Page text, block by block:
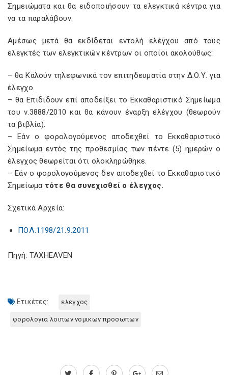
Σημειώματα και θα ειδοποιήσουν τα ελεγκτικά κέντρα για
να τα παραλάβουν.
Αμέσως μετά θα εκδίδεται εντολή ελέγχου από τους
ελεγκτές των ελεγκτικών κέντρων οι οποίοι ακολούθως:
– θα Καλούν τηλεφωνικά τον επιτηδευματία στην Δ.Ο.Υ. για
έλεγχο.
– θα Επιδίδουν επί αποδείξει το Εκκαθαριστικό Σημείωμα
του ν.3888/2010 και θα κάνουν έναρξη ελέγχου (θεωρούν
τα βιβλία).
– Εάν ο φορολογούμενος αποδεχθεί το Εκκαθαριστικό
Σημείωμα εντός της προθεσμίας των πέντε (5) ημερών ο
έλεγχος θεωρείται ότι ολοκληρώθηκε.
– Εάν ο φορολογούμενος δεν αποδεχθεί το Εκκαθαριστικό
Σημείωμα τότε θα συνεχισθεί ο έλεγχος.
Σχετικά Αρχεία:
ΠΟΛ.1198/21.9.2011
Πηγή: TAXHEAVEN
Ετικέτες: ελεγχος
φορολογια λοιπων νομικων προσωπων